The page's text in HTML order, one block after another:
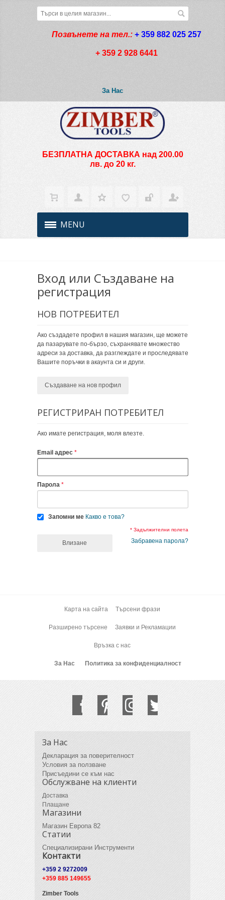
Позвънете на тел.: + 359 882 025 257
+ 359 2 928 6441
За Нас
БЕЗПЛАТНА ДОСТАВКА над 200.00
лв. до 20 кг.
MENU
Вход или Създаване на
регистрация
НОВ ПОТРЕБИТЕЛ
Ако създадете профил в нашия магазин, ще можете
да пазарувате по-бързо, съхранявате множество
адреси за доставка, да разглеждате и проследявате
Вашите поръчки в акаунта си и други.
Създаване на нов профил
РЕГИСТРИРАН ПОТРЕБИТЕЛ
Ако имате регистрация, моля влезте.
Email адрес
Парола
Запомни ме Какво е това?
* Задължителни полета
Забравена парола?
Влизане
Карта на сайта Търсени фрази
Разширено търсене Заявки и Рекламации
Връзка с нас
За Нас Политика за конфиденциалност
За Нас
Декларация за поверителност
Условия за ползване
Присъедини се към нас
Обслужване на клиенти
Доставка
Плащане
Магазини
Магазин Европа 82
Статии
Специализирани Инструменти
Контакти
+359 2 9272009
+359 885 149655
Zimber Tools